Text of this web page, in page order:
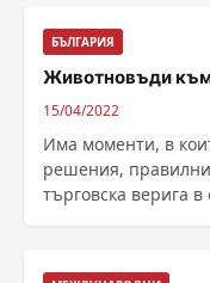
БЪЛГАРИЯ
Животновъди
15/04/2022
Има моменти, в
решения,
търговска верига